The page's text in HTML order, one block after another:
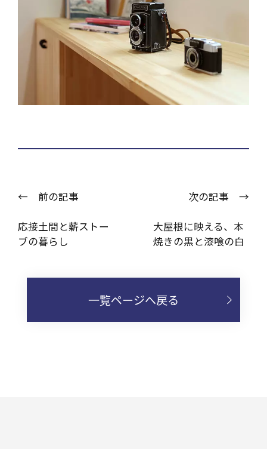
← 前の記事
応接土間と薪ストー
ブの暮らし
一覧ページへ戻る
次の記事 →
大屋根に映える、本
焼きの黒と漆喰の白